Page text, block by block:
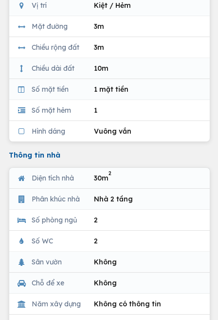
Vị trí Kiệt / Hẻm
Mặt đường 3m
Chiều rộng đất 3m
Chiều dài đất 10m
Số mặt tiền 1 mặt tiền
Số mặt hẻm 1
Hình dáng Vuông vắn
Thông tin nhà
Diện tích nhà 30m
2
Phân khúc nhà Nhà 2 tầng
Số phòng ngủ 2
Số WC 2
Sân vườn Không
Chỗ để xe Không
Năm xây dựng Không có thông tin